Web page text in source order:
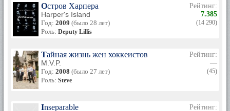
Остров Харпера
Harper's Island
Год: 2009 (было 28 лет)
Роль: Deputy Lillis
Рейтинг:
7.385
(14 290)
Тайная жизнь жен хоккеистов
M.V.P.
Год: 2008 (было 27 лет)
Роль: Steve
Рейтинг:
—
(45)
Inseparable Рейтинг: